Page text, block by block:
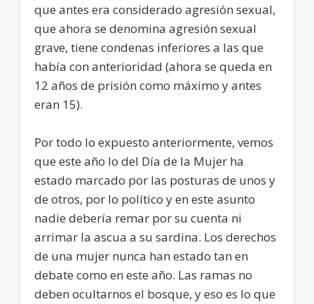
que antes era considerado agresión sexual,
que ahora se denomina agresión sexual
grave, tiene condenas inferiores a las que
había con anterioridad (ahora se queda en
12 años de prisión como máximo y antes
eran 15).
Por todo lo expuesto anteriormente, vemos
que este año lo del Día de la Mujer ha
estado marcado por las posturas de unos y
de otros, por lo político y en este asunto
nadie debería remar por su cuenta ni
arrimar la ascua a su sardina. Los derechos
de una mujer nunca han estado tan en
debate como en este año. Las ramas no
deben ocultarnos el bosque, y eso es lo que